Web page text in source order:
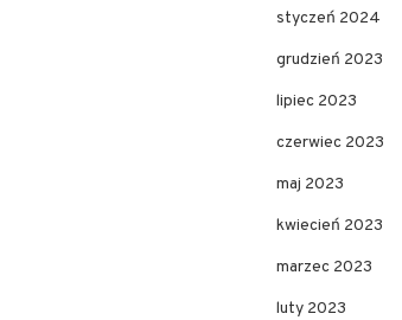
styczeń 2024
grudzień 2023
lipiec 2023
czerwiec 2023
maj 2023
kwiecień 2023
marzec 2023
luty 2023